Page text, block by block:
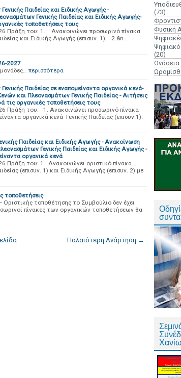
Παιδείας και Ειδικής Αγωγής -
Γενικής Παιδείας και Ειδικής Αγωγής-
τοποθετήσεις τους
Πράξη του: 1. Ανακοινώνει προσωρινό πίνακα
και Ειδικής Αγωγής (επισυν. 1). 2.&n…
2027
περισσότερα
Παιδείας σε εναπομείναντα οργανικά κενά-
και Πλεονασμάτων Γενικής Παιδείας - Aιτήσεις
τις οργανικές τοποθετήσεις τους
Πράξη του: 1. Ανακοινώνει προσωρινό πίνακα
οργανικά κενά Γενικής Παιδείας (επισυν.1).
Παιδείας και Ειδικής Αγωγής - Ανακοίνωση
Γενικής Παιδείας και Ειδικής Αγωγής -
οργανικά κενά
Πράξη του: 1. Ανακοινώνει οριστικό πίνακα
(επισυν. 1) και Ειδικής Αγωγής (επισυν. 2) με
τοποθετήσεις
τοποθέτησης το Συμβούλιο δεν έχει
πίνακες των οργανικών τοποθετήσεων θα
Παλαιότερη Ανάρτηση →
(73)
Φυσική
Ψηφιακό
(20)
Ωνάσεια